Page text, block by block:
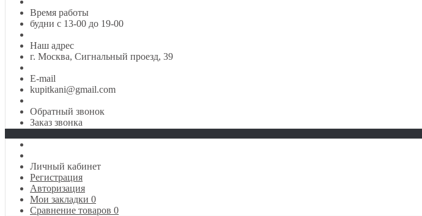
Время работы
будни с 13-00 до 19-00
Наш адрес
г. Москва, Сигнальный проезд, 39
E-mail
kupitkani@gmail.com
Обратный звонок
Заказ звонка
Личный кабинет
Регистрация
Авторизация
Мои закладки 0
Сравнение товаров 0